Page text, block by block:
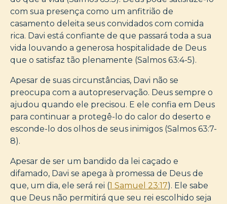
com sua presença como um anfitrião de
casamento deleita seus convidados com comida
rica. Davi está confiante de que passará toda a sua
vida louvando a generosa hospitalidade de Deus
que o satisfaz tão plenamente (Salmos 63:4-5).
Apesar de suas circunstâncias, Davi não se
preocupa com a autopreservação. Deus sempre o
ajudou quando ele precisou. E ele confia em Deus
para continuar a protegê-lo do calor do deserto e
esconde-lo dos olhos de seus inimigos (Salmos 63:7-
8).
Apesar de ser um bandido da lei caçado e
difamado, Davi se apega à promessa de Deus de
que, um dia, ele será rei (1 Samuel 23:17). Ele sabe
que Deus não permitirá que seu rei escolhido seja